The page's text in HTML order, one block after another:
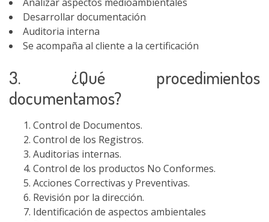
Desarrollar documentación
Auditoria interna
Se acompaña al cliente a la certificación
3. ¿Qué procedimientos
documentamos?
Control de Documentos.
Control de los Registros.
Auditorias internas.
Control de los productos No Conformes.
Acciones Correctivas y Preventivas.
Revisión por la dirección.
Identificación de aspectos ambientales